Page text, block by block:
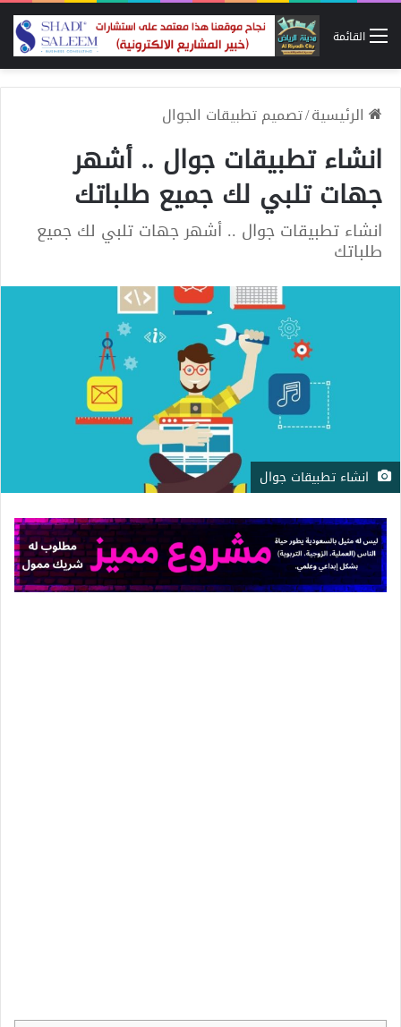
القائمة
الرئيسية/تصميم تطبيقات الجوال
انشاء تطبيقات جوال .. أشهر
جهات تلبي لك جميع طلباتك
انشاء تطبيقات جوال .. أشهر جهات تلبي لك جميع
طلباتك
انشاء تطبيقات جوال